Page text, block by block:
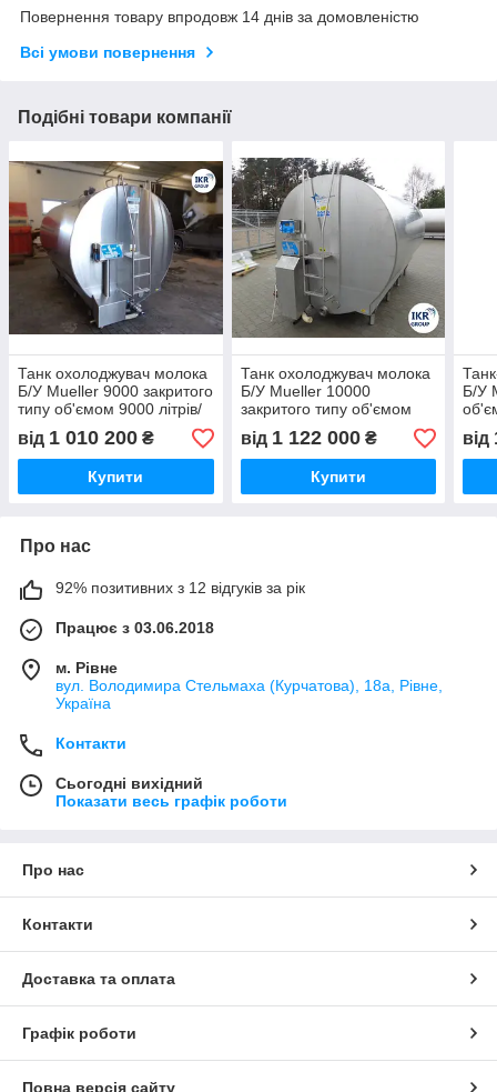
Повернення товару впродовж 14 днів за домовленістю
Всі умови повернення
Подібні товари компанії
Танк охолоджувач молока
Б/У Mueller 9000 закритого
типу об'ємом 9000 літрів/
Охолоджувач молока
від 1 010 200 ₴
Купити
Танк охолоджувач молока
Б/У Mueller 10000
закритого типу об'ємом
10000 літрів. Модель P.
від 1 122 000₴
Купити
Б/У
від
Про нас
92% позитивних з 12 відгуків за рік
Працює з 03.06.2018
м. Рівне
вул. Володимира Стельмаха (Курчатова), 18а, Рівне,
Україна
Контакти
Сьогодні вихідний
Показати весь графік роботи
Про нас
Контакти
Доставка та оплата
Графік роботи
Повна версія сайту